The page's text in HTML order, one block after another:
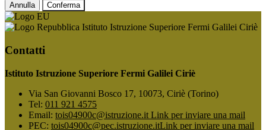
Annulla Conferma
Istituto Istruzione Superiore Fermi Galilei Ciriè
Contatti
Istituto Istruzione Superiore Fermi Galilei Ciriè
Via San Giovanni Bosco 17, 10073, Ciriè (Torino)
Tel: 011 921 4575
Email: tois04900c@istruzione.it Link per inviare una mail
PEC: tois04900c@pec.istruzione.itLink per inviare una mail